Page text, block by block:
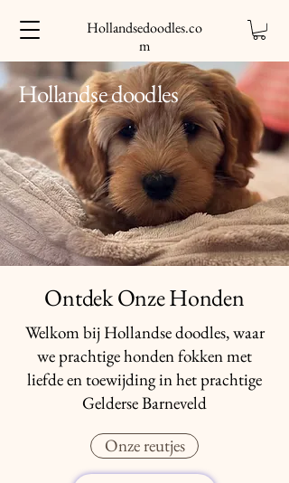
Hollandsedoodles.co
m
Hollandse doodles
Ontdek Onze Honden
Welkom bij Hollandse doodles, waar
we prachtige honden fokken met
liefde en toewijding in het prachtige
Gelderse Barneveld
Onze reutjes